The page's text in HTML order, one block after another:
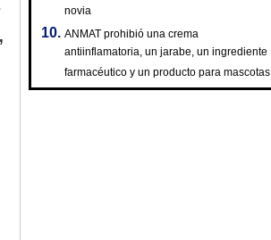
novia
ANMAT prohibió una crema
antiinflamatoria, un jarabe, un ingrediente
farmacéutico y un producto para mascotas